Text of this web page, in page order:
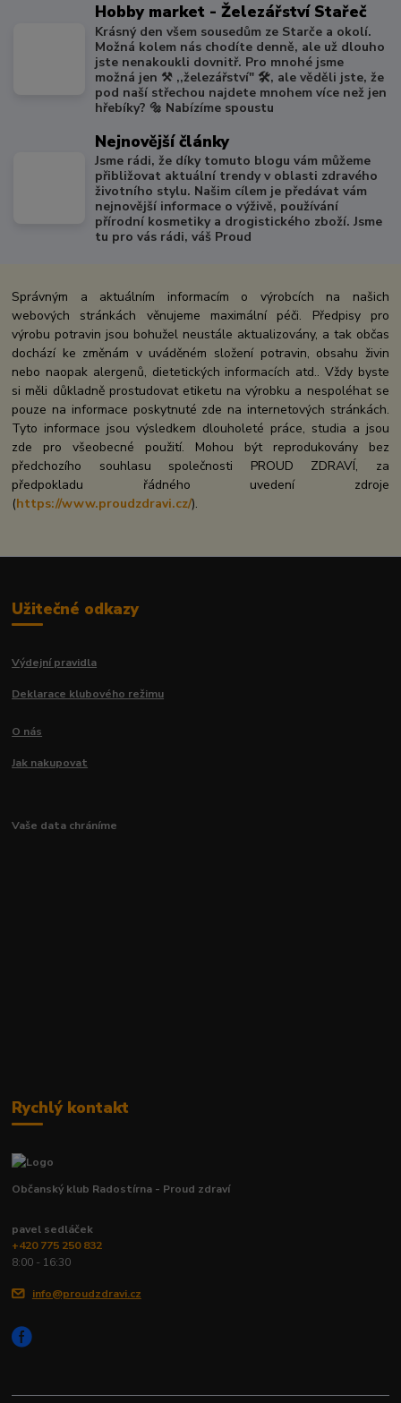
Hobby market - Železářství Stařeč
Krásný den všem sousedům ze Starče a okolí.
Možná kolem nás chodíte denně, ale už dlouho
jste nenakoukli dovnitř. Pro mnohé jsme
možná jen ⚒️ ,,železářství" 🛠️, ale věděli jste, že
pod naší střechou najdete mnohem více než jen
hřebíky? 🔩 Nabízíme spoustu
Nejnovější články
Jsme rádi, že díky tomuto blogu vám můžeme
přibližovat aktuální trendy v oblasti zdravého
životního stylu. Našim cílem je předávat vám
nejnovější informace o výživě, používání
přírodní kosmetiky a drogistického zboží. Jsme
tu pro vás rádi, váš Proud
Správným a aktuálním informacím o výrobcích na našich
webových stránkách věnujeme maximální péči. Předpisy pro
výrobu potravin jsou bohužel neustále aktualizovány, a tak občas
dochází ke změnám v uváděném složení potravin, obsahu živin
nebo naopak alergenů, dietetických informacích atd.. Vždy byste
si měli důkladně prostudovat etiketu na výrobku a nespoléhat se
pouze na informace poskytnuté zde na internetových stránkách.
Tyto informace jsou výsledkem dlouholeté práce, studia a jsou
zde pro všeobecné použití. Mohou být reprodukovány bez
předchozího souhlasu společnosti PROUD ZDRAVÍ, za
předpokladu řádného uvedení zdroje
(https://www.proudzdravi.cz/).
Užitečné odkazy
Výdejní pravidla
Deklarace klubového režimu
O nás
Jak nakupovat
Vaše data chráníme
Rychlý kontakt
Občanský klub Radostírna - Proud zdraví
pavel sedláček
+420 775 250 832
8:00 - 16:30
info@proudzdravi.cz